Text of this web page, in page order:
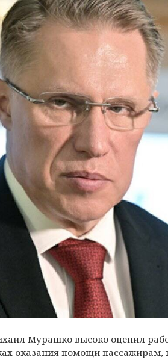
Мурашко высоко оценил
оказания помощи пассажирам,